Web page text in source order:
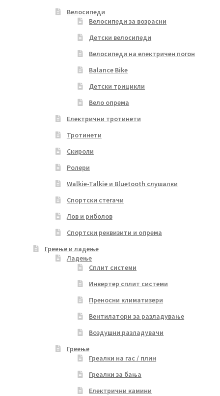
Велосипеди
Велосипеди за возрасни
Детски велосипеди
Велосипеди на електричен погон
Balance Bike
Детски трицикли
Вело опрема
Електрични тротинети
Тротинети
Скироли
Ролери
Walkie-Talkie и Bluetooth слушалки
Спортски стегачи
Лов и риболов
Спортски реквизити и опрема
Греење и ладење
Ладење
Сплит системи
Инвертер сплит системи
Преносни климатизери
Вентилатори за разладување
Воздушни разладувачи
Греење
Греалки на гас / плин
Греалки за бања
Електрични камини